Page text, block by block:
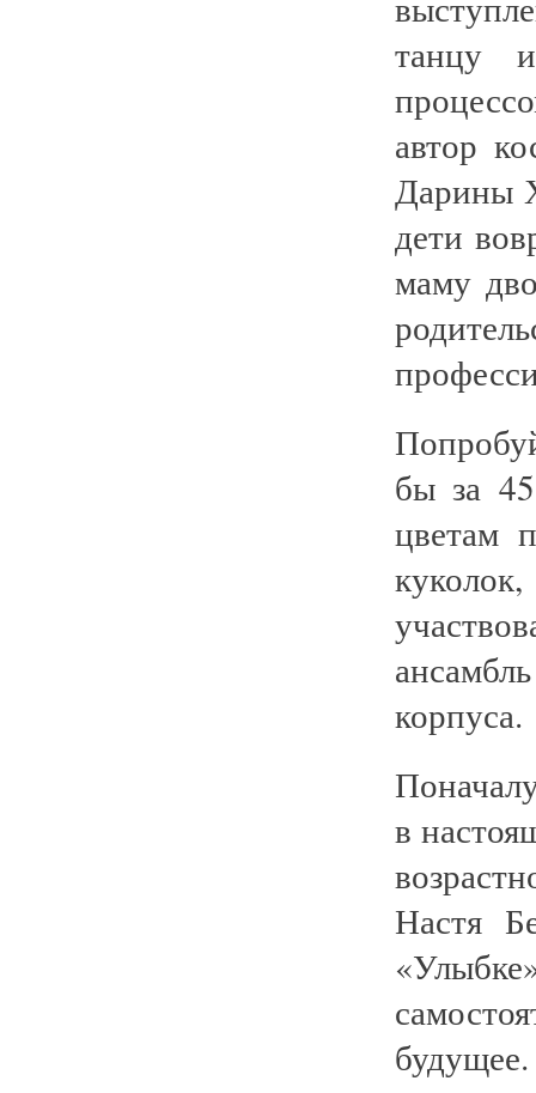
танцу
автор
Дарины
дети
маму
бы за
цветам
корпуса.
в
Настя
будущее.